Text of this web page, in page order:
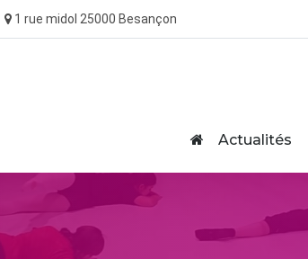
1 rue midol 25000 Besançon
Home
Actualités